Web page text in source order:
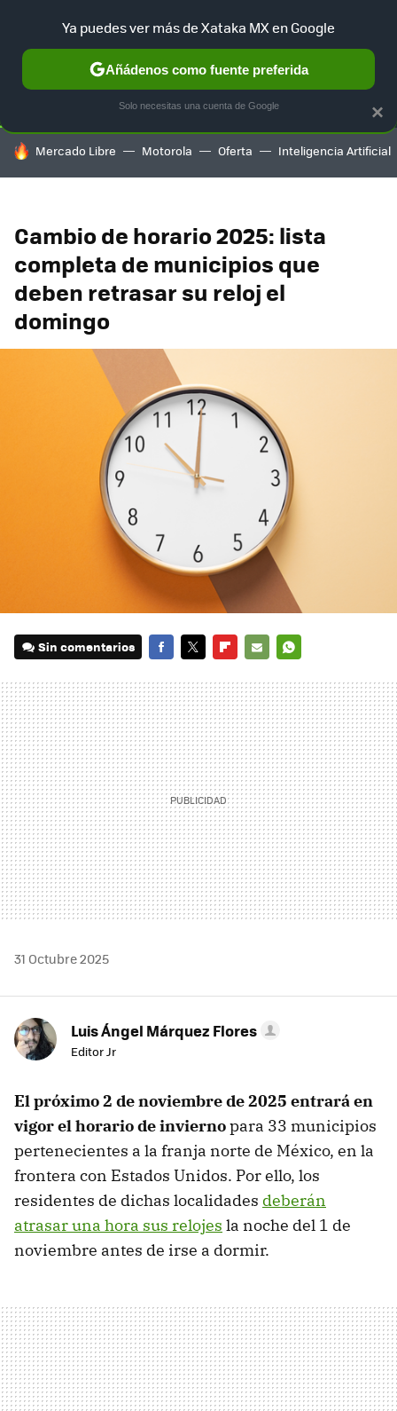
SELECCIÓN GAMING HOME AUTO TERRITORIO
HOY SE HABLA DE
Mercado Libre Motorola Oferta Inteligencia Artificial
Cambio de horario 2025: lista
completa de municipios que
deben retrasar su reloj el
domingo
Sin comentarios
MAIL
31 Octubre 2025
Luis Ángel Márquez Flores
Editor Jr
El próximo 2 de noviembre de 2025 entrará en
vigor el horario de inviernopara 33 municipios
pertenecientes a la franja norte de México, en la
frontera con Estados Unidos. Por ello, los
residentes de dichas localidades deberán
atrasar una hora sus relojes la noche del 1 de
noviembre antes de irse a dormir.
×
Ya puedes ver más de Xataka MX en Google
Añádenos como fuente preferida
Solo necesitas una cuenta de Google